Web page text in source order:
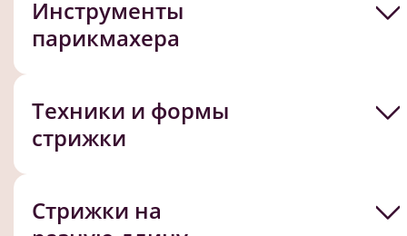
Инструменты
парикмахера
Техники и формы
стрижки
Стрижки на